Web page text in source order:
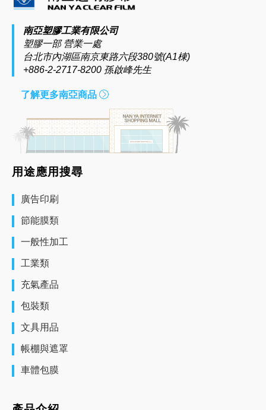
南亞塑膠工業有限公司
塑膠一部 營業一處
台北市內湖區南京東路六段380號(A1棟)
+886-2-2717-8200 孫啟峰先生
了解更多南亞商品
用途應用搜尋
廣告印刷
節能膜類
一般性加工
工業類
充氣產品
包裝類
文具用品
帳棚與遮罩
車體包膜